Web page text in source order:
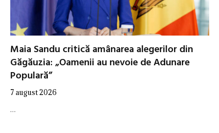
Maia Sandu critică amânarea alegerilor din
Găgăuzia: „Oamenii au nevoie de Adunare
Populară”
7 august 2026
…